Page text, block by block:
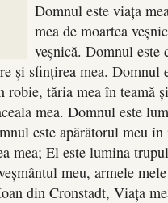
Domnul este viața
mea de moartea
veșnică. Domnul este
și sfințirea mea. Domnul
robie, tăria mea în teamă
mea. Domnul este
este apărătorul meu
mea; El este lumina
meu, armele
din Cronstadt, Viața